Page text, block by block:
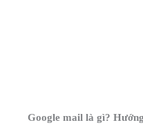
Google mail là gì?